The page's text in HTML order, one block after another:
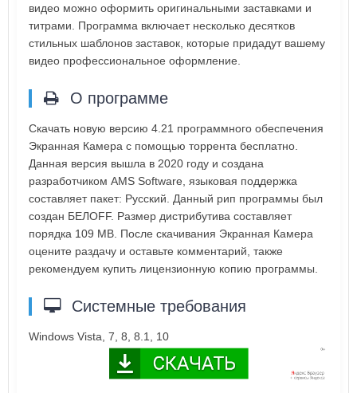
видео можно оформить оригинальными заставками и
титрами. Программа включает несколько десятков
стильных шаблонов заставок, которые придадут вашему
видео профессиональное оформление.
О программе
Скачать новую версию 4.21 программного обеспечения
Экранная Камера с помощью торрента бесплатно.
Данная версия вышла в 2020 году и создана
разработчиком AMS Software, языковая поддержка
составляет пакет: Русский. Данный рип программы был
создан БЕЛOFF. Размер дистрибутива составляет
порядка 109 MB. После скачивания Экранная Камера
оцените раздачу и оставьте комментарий, также
рекомендуем купить лицензионную копию программы.
Системные требования
Windows Vista, 7, 8, 8.1, 10